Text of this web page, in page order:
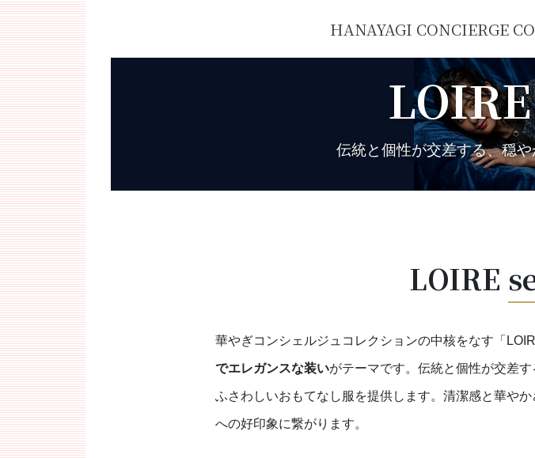
HANAYAGI CONCIERGE
伝統と個性が交差する、穏
LOIRE
華やぎコンシェルジュコレクションの中核をなす「
でエレガンスな装いがテーマです。伝統と個性が交差
ふさわしいおもてなし服を提供します。清潔感と華や
への好印象に繋がります。